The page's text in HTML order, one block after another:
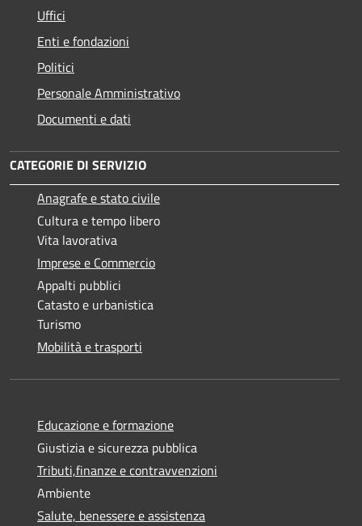
Uffici
Enti e fondazioni
Politici
Personale Amministrativo
Documenti e dati
CATEGORIE DI SERVIZIO
Anagrafe e stato civile
Cultura e tempo libero
Vita lavorativa
Imprese e Commercio
Appalti pubblici
Catasto e urbanistica
Turismo
Mobilità e trasporti
Educazione e formazione
Giustizia e sicurezza pubblica
Tributi,finanze e contravvenzioni
Ambiente
Salute, benessere e assistenza